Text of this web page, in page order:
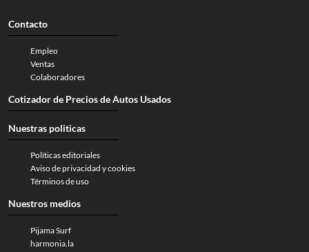
Contacto
Empleo
Ventas
Colaboradores
Cotizador de Precios de Autos Usados
Nuestras politicas
Políticas editoriales
Aviso de privacidad y cookies
Términos de uso
Nuestros medios
Pijama Surf
harmonia.la